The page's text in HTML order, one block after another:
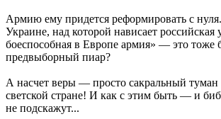
Армию ему придется реформировать с
Украине, над которой нависает российская
боеспособная в Европе армия» — это тоже
предвыборный пиар?
А насчет веры — просто сакральный
светской стране! И как с этим быть — и
не подскажут...